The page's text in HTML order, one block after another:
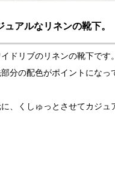
アルなリネンの靴下。
ドリブのリネンの靴下です。
分の配色がポイントになっ
、くしゅっとさせてカジュ